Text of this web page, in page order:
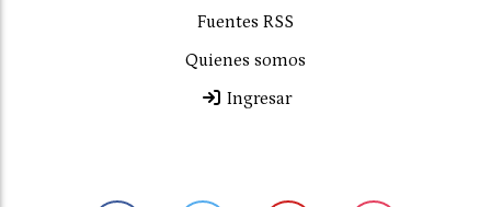
Fuentes RSS
Quienes somos
Ingresar